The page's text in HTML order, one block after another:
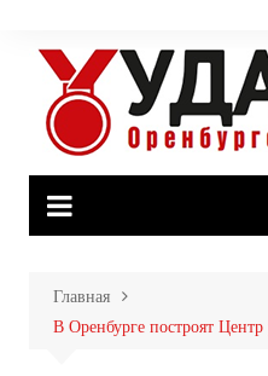
содержимому
Главная
В Оренбурге построят